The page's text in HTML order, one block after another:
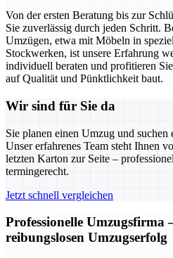
Von der ersten Beratung bis zur
Sie zuverlässig durch jeden Schritt.
Umzügen, etwa mit Möbeln in
Stockwerken, ist unsere Erfahrung
individuell beraten und profitieren
auf Qualität und Pünktlichkeit baut.
Wir sind für Sie da
Sie planen einen Umzug und suchen
Unser erfahrenes Team steht Ihnen
letzten Karton zur Seite –
termingerecht.
Jetzt schnell vergleichen
Professionelle
reibungslosen Umzugserfolg